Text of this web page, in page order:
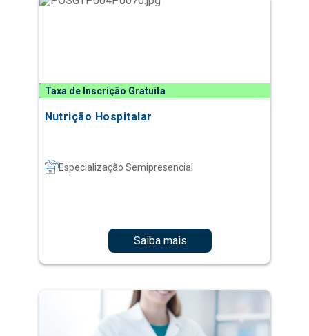
Taxa de Inscrição Gratuita
Nutrição Hospitalar
Especialização Semipresencial
Saiba mais